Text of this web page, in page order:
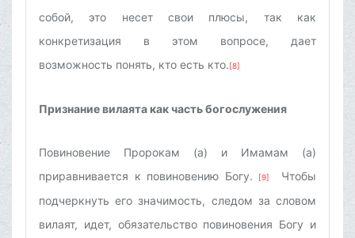
собой, это несет свои плюсы, так как
конкретизация в этом вопросе, дает
возможность понять, кто есть кто.[8]
Признание вилаята как часть богослужения
Повиновение Пророкам (а) и Имамам (а)
приравнивается к повиновению Богу.
[9]
Чтобы
подчеркнуть его значимость, следом за словом
вилаят, идет, обязательство повиновения Богу и